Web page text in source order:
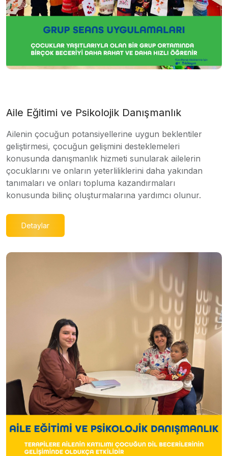
Aile Eğitimi ve Psikolojik Danışmanlık
Ailenin çocuğun potansiyellerine uygun beklentiler
geliştirmesi, çocuğun gelişmini desteklemeleri
konusunda danışmanlık hizmeti sunularak ailelerin
çocuklarını ve onların yeterliliklerini daha yakından
tanımaları ve onları topluma kazandırmaları
konusunda bilinç oluşturmalarına yardımcı olunur.
Detaylar